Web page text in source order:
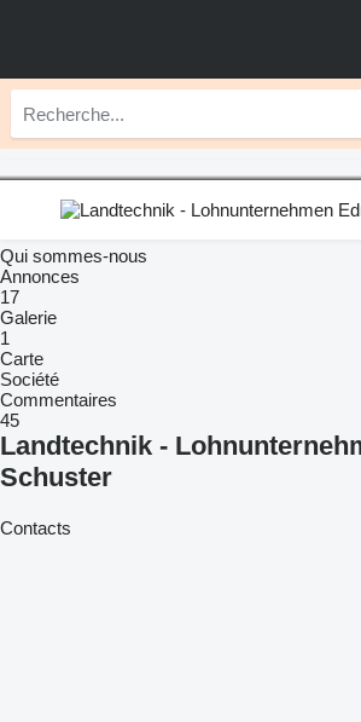
Qui sommes-nous
Annonces
17
Galerie
1
Carte
Société
Commentaires
45
Landtechnik -
Schuster
Contacts